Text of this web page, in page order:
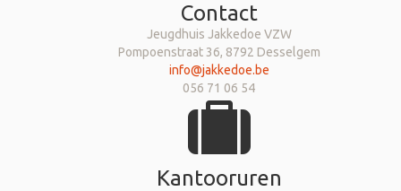
Contact
Jeugdhuis Jakkedoe VZW
Pompoenstraat 36, 8792 Desselgem
info@jakkedoe.be
056 71 06 54
Kantooruren